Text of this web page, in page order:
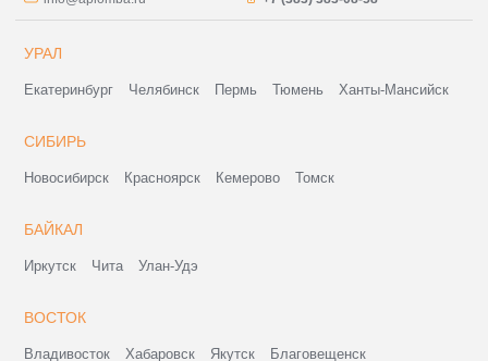
УРАЛ
Екатеринбург Челябинск Пермь Тюмень Ханты-Мансийск
СИБИРЬ
Новосибирск Красноярск Кемерово Томск
БАЙКАЛ
Иркутск Чита Улан-Удэ
ВОСТОК
Владивосток Хабаровск Якутск
Благовещенск